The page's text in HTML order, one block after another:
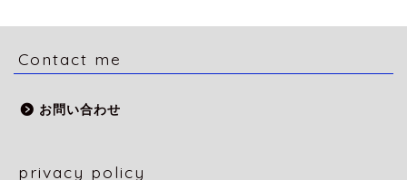
Contact me
お問い合わせ
privacy policy
HOME